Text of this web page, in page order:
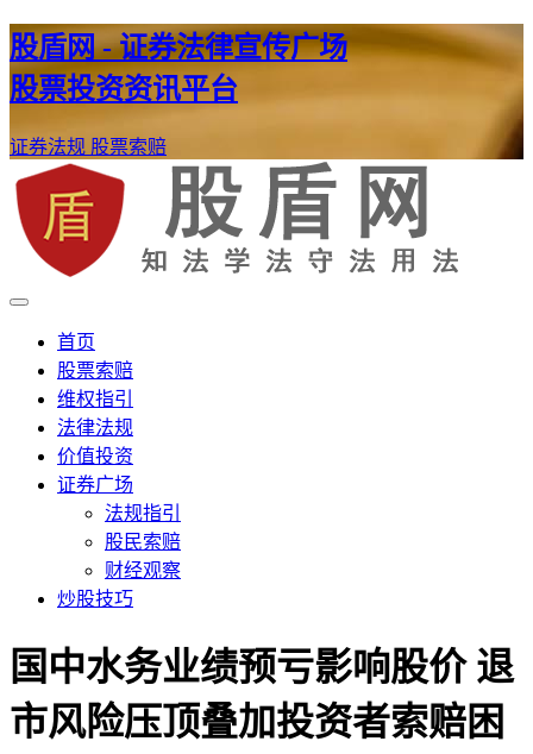
股盾网 - 证券法律宣传广场
股票投资资讯平台
证券法规 股票索赔
股盾网
证券股票维权网
首页
股票索赔
维权指引
法律法规
价值投资
证券广场
法规指引
股民索赔
财经观察
炒股技巧
国中水务业绩预亏影响股价 退
市风险压顶叠加投资者索赔困